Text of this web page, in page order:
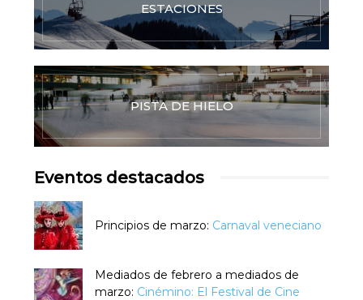
ESTACIONES
PISTA DE HIELO
Eventos destacados
Principios de marzo: Carnaval veneciano
Mediados de febrero a mediados de
marzo: Cinémino: El Festival de Cine